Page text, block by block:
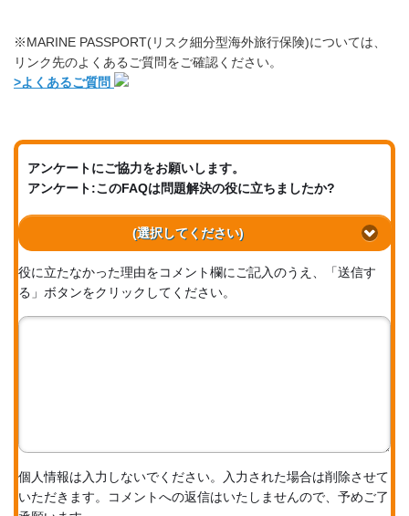
※MARINE PASSPORT(リスク細分型海外旅行保険)については、
リンク先のよくあるご質問をご確認ください。
>よくあるご質問
アンケートにご協力をお願いします。
アンケート:このFAQは問題解決の役に立ちましたか?
(選択してください)
役に立たなかった理由をコメント欄にご記入のうえ、「送信す
る」ボタンをクリックしてください。
個人情報は入力しないでください。入力された場合は削除させて
いただきます。コメントへの返信はいたしませんので、予めご了